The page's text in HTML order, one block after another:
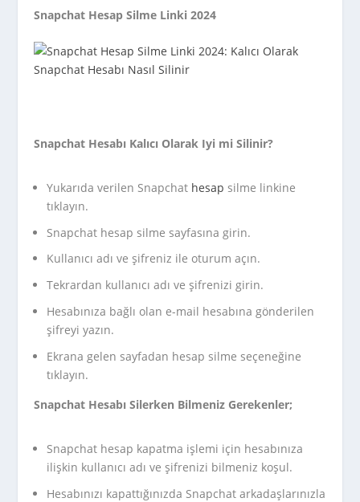
Snapchat Hesap Silme Linki 2024
Snapchat Hesabı Kalıcı Olarak Iyi mi Silinir?
Yukarıda verilen Snapchat hesap silme linkine
tıklayın.
Snapchat hesap silme sayfasına girin.
Kullanıcı adı ve şifreniz ile oturum açın.
Tekrardan kullanıcı adı ve şifrenizi girin.
Hesabınıza bağlı olan e-mail hesabına gönderilen
şifreyi yazın.
Ekrana gelen sayfadan hesap silme seçeneğine
tıklayın.
Snapchat Hesabı Silerken Bilmeniz Gerekenler;
Snapchat hesap kapatma işlemi için hesabınıza
ilişkin kullanıcı adı ve şifrenizi bilmeniz koşul.
Hesabınızı kapattığınızda Snapchat arkadaşlarınızla